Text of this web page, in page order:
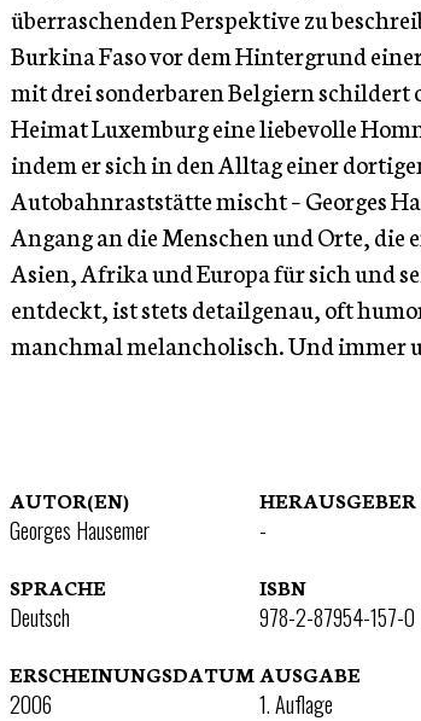
überraschenden Perspektive zu
Burkina Faso vor dem Hintergrund
mit drei sonderbaren Belgiern schildert
Heimat Luxemburg eine liebevolle
indem er sich in den Alltag einer
Autobahnraststätte mischt – Georges
Angang an die Menschen und Orte, die
Asien, Afrika und Europa für sich und
entdeckt, ist stets detailgenau, oft
manchmal melancholisch. Und immer
AUTOR(EN)
Georges Hausemer
HERAUSGEBER
-
SPRACHE
Deutsch
ISBN
978-2-87954-157-0
ERSCHEINUNGSDATUM
2006
AUSGABE
1. Auflage